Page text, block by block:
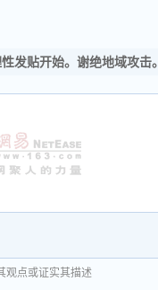
发贴开始。谢绝地域攻击。
观点或证实其描述